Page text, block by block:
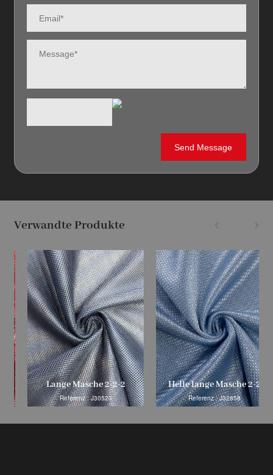
Verwandte Produkte
Lange Masche 2-2-2
Referenz : J30523
Helle lange Masche 2-2
Referenz : J32858